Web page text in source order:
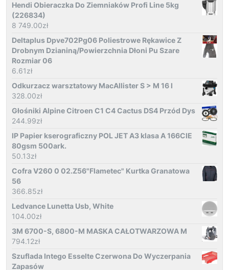
Hendi Obieraczka Do Ziemniaków Profi Line 5kg
(226834)
8 749.00zł
Deltaplus Dpve702Pg06 Poliestrowe Rękawice Z
Drobnym Dzianiną/Powierzchnia Dłoni Pu Szare
Rozmiar 06
6.61zł
Odkurzacz warsztatowy MacAllister S > M 16 l
328.00zł
Głośniki Alpine Citroen C1 C4 Cactus DS4 Przód Dys
244.99zł
IP Papier kserograficzny POL JET A3 klasa A 166CIE
80gsm 500ark.
50.13zł
Cofra V260 0 02.Z56"Flametec" Kurtka Granatowa
56
366.85zł
Ledvance Lunetta Usb, White
104.00zł
3M 6700-S, 6800-M MASKA CAŁOTWARZOWA M
794.12zł
Szuflada Intego Esselte Czerwona Do Wyczerpania
Zapasów